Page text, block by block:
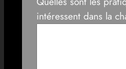
intéressent dans la